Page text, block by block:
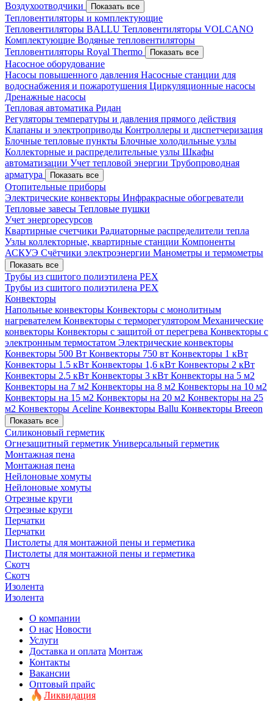
Воздухоотводчики
Показать все
Тепловентиляторы и комплектующие
Тепловентиляторы BALLU Тепловентиляторы VOLCANO
Комплектующие Водяные тепловентиляторы
Тепловентиляторы Royal Thermo
Показать все
Насосное оборудование
Насосы повышенного давления Насосные станции для
водоснабжения и пожаротушения Циркуляционные насосы
Дренажные насосы
Тепловая автоматика Ридан
Регуляторы температуры и давления прямого действия
Клапаны и электроприводы Контроллеры и диспетчеризация
Блочные тепловые пункты Блочные холодильные узлы
Коллекторные и распределительные узлы Шкафы
автоматизации Учет тепловой энергии Трубопроводная
арматура
Показать все
Отопительные приборы
Электрические конвекторы Инфракрасные обогреватели
Тепловые завесы Тепловые пушки
Учет энергоресурсов
Квартирные счетчики Радиаторные распределители тепла
Узлы коллекторные, квартирные станции Компоненты
АСКУЭ Счётчики электроэнергии Манометры и термометры
Показать все
Трубы из сшитого полиэтилена PEX
Трубы из сшитого полиэтилена PEX
Конвекторы
Напольные конвекторы Конвекторы с монолитным
нагревателем Конвекторы с терморегулятором Механические
конвекторы Конвекторы с защитой от перегрева Конвекторы с
электронным термостатом Электрические конвекторы
Конвекторы 500 Вт Конвекторы 750 вт Конвекторы 1 кВт
Конвекторы 1.5 кВт Конвекторы 1,6 кВт Конвекторы 2 кВт
Конвекторы 2.5 кВт Конвекторы 3 кВт Конвекторы на 5 м2
Конвекторы на 7 м2 Конвекторы на 8 м2 Конвекторы на 10 м2
Конвекторы на 15 м2 Конвекторы на 20 м2 Конвекторы на 25
м2 Конвекторы Aceline Конвекторы Ballu Конвекторы Breeon
Показать все
Силиконовый герметик
Огнезащитный герметик Универсальный герметик
Монтажная пена
Монтажная пена
Нейлоновые хомуты
Нейлоновые хомуты
Отрезные круги
Отрезные круги
Перчатки
Перчатки
Пистолеты для монтажной пены и герметика
Пистолеты для монтажной пены и герметика
Скотч
Скотч
Изолента
Изолента
О компании
О нас Новости
Услуги
Доставка и оплата Монтаж
Контакты
Вакансии
Оптовый прайс
Ликвидация